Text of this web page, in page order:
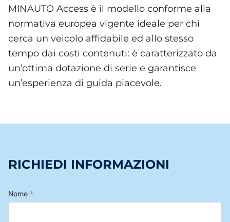
MINAUTO Access è il modello conforme alla
normativa europea vigente ideale per chi
cerca un veicolo affidabile ed allo stesso
tempo dai costi contenuti: è caratterizzato da
un’ottima dotazione di serie e garantisce
un’esperienza di guida piacevole.
RICHIEDI INFORMAZIONI
Nome *